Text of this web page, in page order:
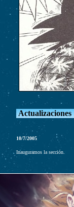
Actualizaciones
10/7/2005
Inauguramos la sección.